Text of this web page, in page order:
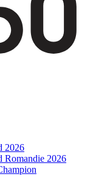
2026
Romandie 2026